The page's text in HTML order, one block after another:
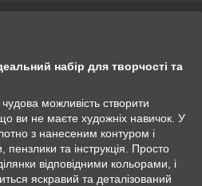
набір для творчості та
можливість створити
ви не маєте художніх навичок. У
з нанесеним контуром і
та інструкція. Просто
відповідними кольорами, і
яскравий та деталізований